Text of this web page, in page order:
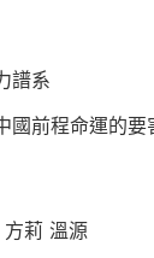
譜系
前程命運的
莉 溫源